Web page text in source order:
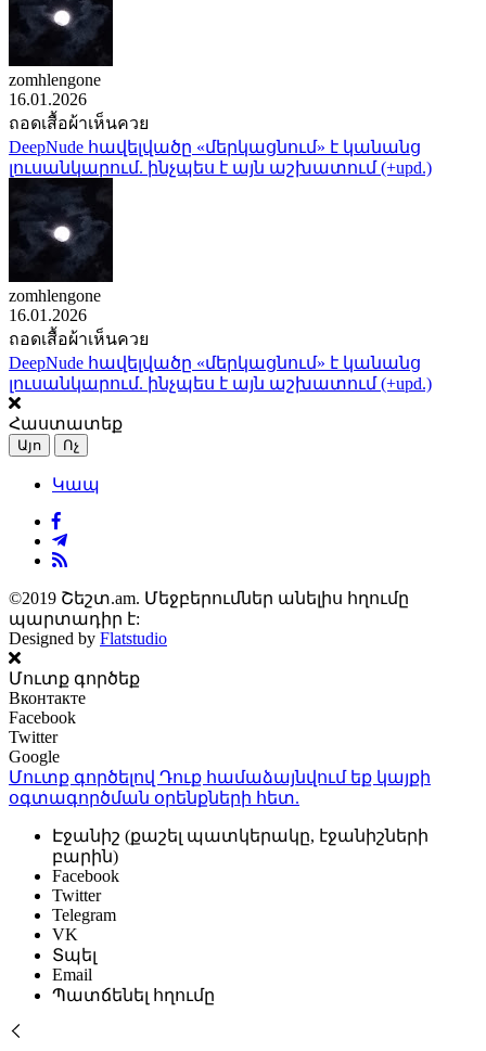
zomhlengone
16.01.2026
ถอดเสื้อผ้าเห็นควย
DeepNude հավելվածը «մերկացնում» է կանանց
լուսանկարում. ինչպես է այն աշխատում (+upd.)
zomhlengone
16.01.2026
ถอดเสื้อผ้าเห็นควย
DeepNude հավելվածը «մերկացնում» է կանանց
լուսանկարում. ինչպես է այն աշխատում (+upd.)
Հաստատեք
Այո Ոչ
Կապ
©2019 Շեշտ.am. Մեջբերումներ անելիս հղումը
պարտադիր է:
Designed by Flatstudio
Մուտք գործեք
Вконтакте
Facebook
Twitter
Google
Մուտք գործելով Դուք համաձայնվում եք կայքի
օգտագործման օրենքների հետ.
Էջանիշ (քաշել պատկերակը, էջանիշների
բարին)
Facebook
Twitter
Telegram
VK
Տպել
Email
Պատճենել հղումը